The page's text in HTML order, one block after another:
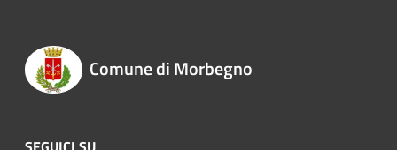
Comune di Morbegno